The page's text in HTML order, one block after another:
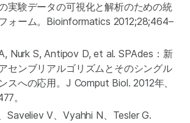
実験データの可視化と解析のための統
ォーム。Bioinformatics 2012;28;464–
Nurk S, Antipov D, et al. SPAdes：新
センブリアルゴリズムとそのシングル
スへの応用。J Comput Biol. 2012年、
。
Saveliev V、Vyahhi N、Tesler G.